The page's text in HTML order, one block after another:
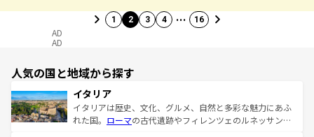
1 2 3 4 … 16
AD
AD
人気の国と地域から探す
イタリア
イタリアは歴史、文化、グルメ、自然と多彩な魅力にあふ
れた国。 ローマの古代遺跡やフィレンツェのルネッサンス